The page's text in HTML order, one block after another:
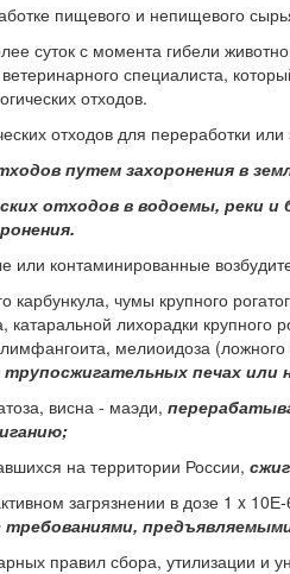
пищевого и непищевого
суток с момента гибели
специалиста,
отходов.
отходов для переработки
путем захоронения в
отходов в водоемы, реки
или контаминированные
карбункула, чумы крупного
катаральной лихорадки
мелиоидоза
печах или
висна - маэди,
на территории России,
загрязнении в дозе 1 x
правил сбора, утилизации и